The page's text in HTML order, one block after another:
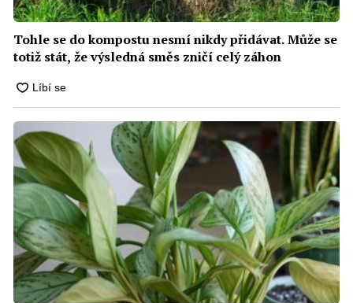
Tohle se do kompostu nesmí nikdy přidávat. Může se
totiž stát, že výsledná směs zničí celý záhon